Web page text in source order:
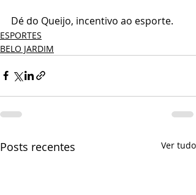
Dé do Queijo, incentivo ao esporte.
ESPORTES
BELO JARDIM
Posts recentes Ver tudo